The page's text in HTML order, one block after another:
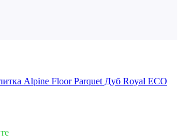
Alpine Floor Parquet Дуб Royal ECO